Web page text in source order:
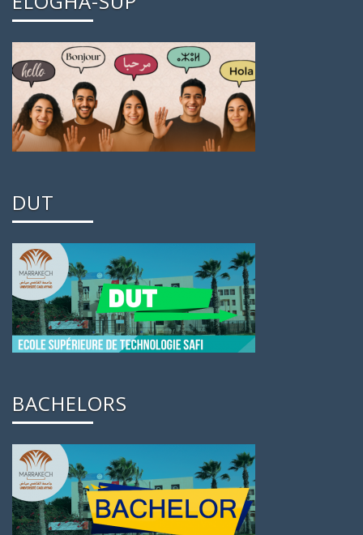
DUT
BACHELORS